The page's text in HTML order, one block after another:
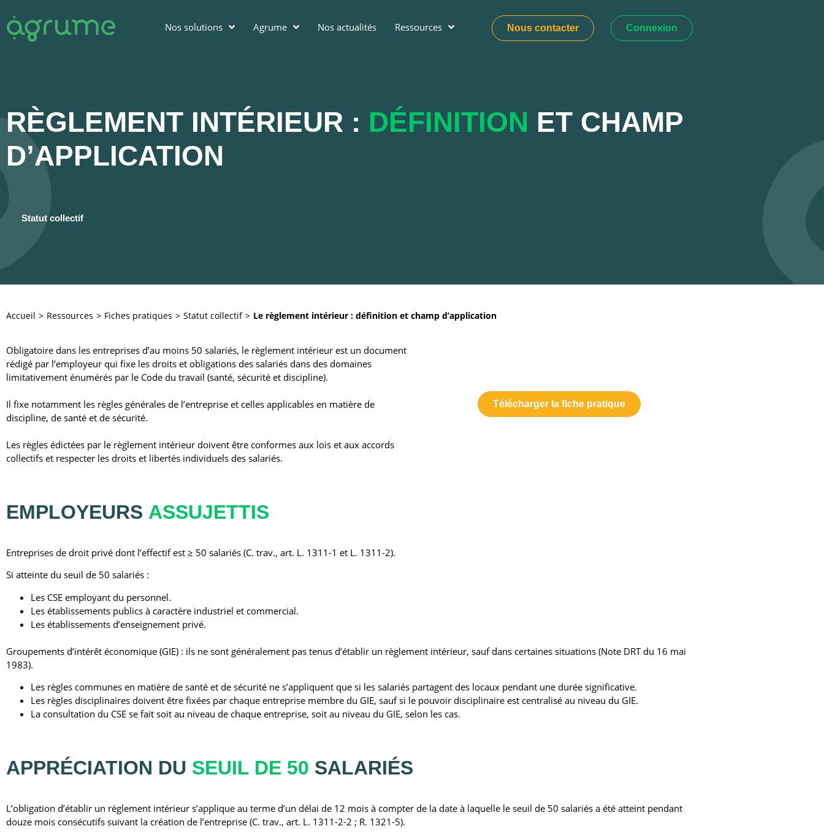
Nos solutions Agrume Nos actualités Ressources Nous contacter Connexion
RÈGLEMENT INTÉRIEUR : DÉFINITION ET CHAMP
D’APPLICATION
Statut collectif
Accueil Ressources Fiches pratiques Statut collectif Le règlement intérieur : définition et champ d’application
Obligatoire dans les entreprises d’au moins 50 salariés, le règlement intérieur est un document
rédigé par l’employeur qui fixe les droits et obligations des salariés dans des domaines
limitativement énumérés par le Code du travail (santé, sécurité et discipline).
Il fixe notamment les règles générales de l’entreprise et celles applicables en matière de
discipline, de santé et de sécurité.
Les règles édictées par le règlement intérieur doivent être conformes aux lois et aux accords
collectifs et respecter les droits et libertés individuels des salariés.
Télécharger la fiche pratique
EMPLOYEURS ASSUJETTIS
Entreprises de droit privé dont l’effectif est ≥ 50 salariés (C. trav., art. L. 1311-1 et L. 1311-2).
Si atteinte du seuil de 50 salariés :
Les CSE employant du personnel.
Les établissements publics à caractère industriel et commercial.
Les établissements d’enseignement privé.
Groupements d’intérêt économique (GIE) : ils ne sont généralement pas tenus d’établir un règlement intérieur, sauf dans certaines situations (Note DRT du 16 mai
1983).
Les règles communes en matière de santé et de sécurité ne s’appliquent que si les salariés partagent des locaux pendant une durée significative.
Les règles disciplinaires doivent être fixées par chaque entreprise membre du GIE, sauf si le pouvoir disciplinaire est centralisé au niveau du GIE.
La consultation du CSE se fait soit au niveau de chaque entreprise, soit au niveau du GIE, selon les cas.
APPRÉCIATION DU SEUIL DE 50 SALARIÉS
L’obligation d’établir un règlement intérieur s’applique au terme d’un délai de 12 mois à compter de la date à laquelle le seuil de 50 salariés a été atteint pendant
douze mois consécutifs suivant la création de l’entreprise (C. trav., art. L. 1311-2-2 ; R. 1321-5).